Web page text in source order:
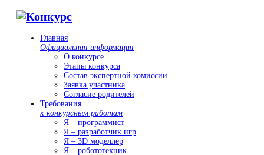
Главная
Официальная информация
О конкурсе
Этапы конкурса
Состав экспертной комиссии
Заявка участника
Согласие родителей
Требования
к конкурсным работам
Я – программист
Я – разработчик игр
Я – 3D моделлер
Я – робототехник